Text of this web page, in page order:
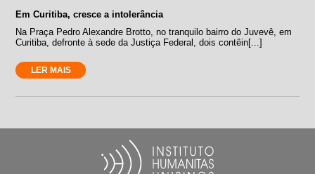
Em Curitiba, cresce a intolerância
Na Praça Pedro Alexandre Brotto, no tranquilo bairro do Juvevê, em
Curitiba, defronte à sede da Justiça Federal, dois contêin[...]
LER MAIS